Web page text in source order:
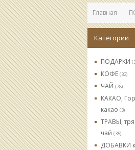
Главная
Категории
ПОДАРКИ
КОФЕ (32)
ЧАЙ (78)
КАКАО,
какао (3)
ТРАВЫ,
чай (35)
ДОБАВКИ